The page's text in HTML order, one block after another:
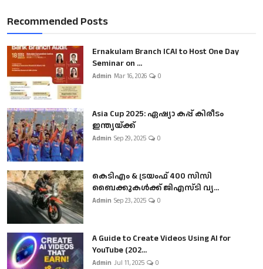
Recommended Posts
Ernakulam Branch ICAI to Host One Day
Seminar on ...
Admin Mar 16, 2026 0
Asia Cup 2025: ഏഷ്യാ കപ്പ് കിരീടം
ഇന്ത്യയ്ക്ക്
Admin Sep 29, 2025 0
കെടിഎം & ട്രയംഫ് 400 സിസി
ബൈക്കുകൾക്ക് ജിഎസ്ടി വ്യ...
Admin Sep 23, 2025 0
A Guide to Create Videos Using AI for
YouTube (202...
Admin Jul 11, 2025 0